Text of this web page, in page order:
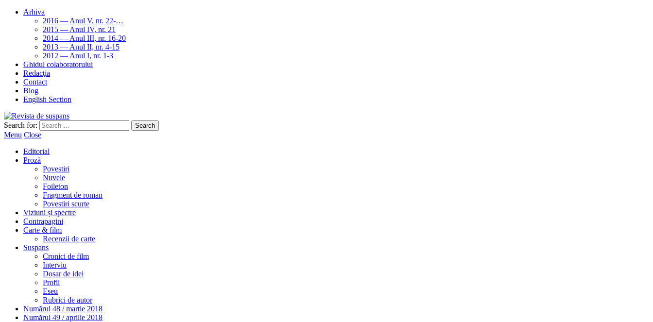
Arhiva
2016 — Anul V, nr. 22-…
2015 — Anul IV, nr. 21
2014 — Anul III, nr. 16-20
2013 — Anul II, nr. 4-15
2012 — Anul I, nr. 1-3
Ghidul colaboratorului
Redacţia
Contact
Blog
English Section
Search for:
Menu Close
Editorial
Proză
Povestiri
Nuvele
Foileton
Fragment de roman
Povestiri scurte
Viziuni și spectre
Contrapagini
Carte & film
Recenzii de carte
Suspans
Cronici de film
Interviu
Dosar de idei
Profil
Eseu
Rubrici de autor
Numărul 48 / martie 2018
Numărul 49 / aprilie 2018